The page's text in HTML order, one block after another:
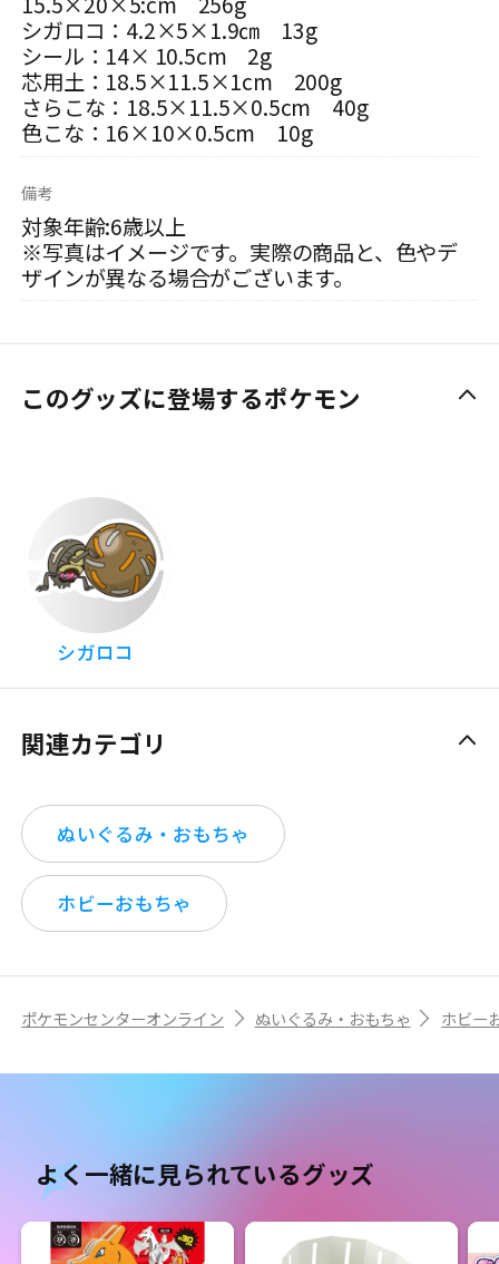
シガロコ：4.2×5×1.9㎝ 13g
シール：14× 10.5cm 2g
芯用土：18.5×11.5×1cm 200g
さらこな：18.5×11.5×0.5cm 40g
色こな：16×10×0.5cm 10g
備考
対象年齢:6歳以上
※写真はイメージです。実際の商品と、色やデ
ザインが異なる場合がございます。
このグッズに登場するポケモン
シガロコ
関連カテゴリ
ぬいぐるみ・おもちゃ
ホビーおもちゃ
ポケモンセンターオンライン ぬいぐるみ・おもちゃ ホビー
よく一緒に見られているグッズ